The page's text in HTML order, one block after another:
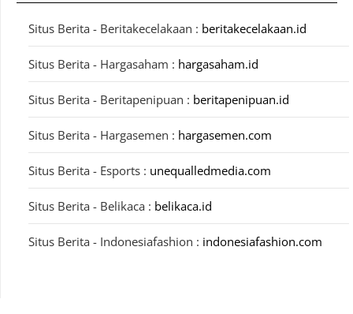
Situs Berita - Beritakecelakaan : beritakecelakaan.id
Situs Berita - Hargasaham : hargasaham.id
Situs Berita - Beritapenipuan : beritapenipuan.id
Situs Berita - Hargasemen : hargasemen.com
Situs Berita - Esports : unequalledmedia.com
Situs Berita - Belikaca : belikaca.id
Situs Berita - Indonesiafashion : indonesiafashion.com